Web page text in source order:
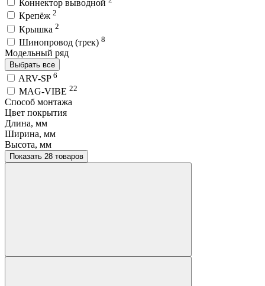
Коннектор выводной
Крепёж 2
Крышка 2
Шинопровод (трек) 8
Модельный ряд
Выбрать все
ARV-SP 6
MAG-VIBE 22
Способ монтажа
Цвет покрытия
Длина, мм
Ширина, мм
Высота, мм
Показать 28 товаров